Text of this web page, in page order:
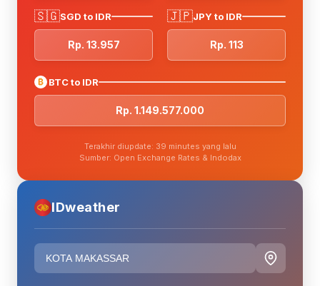
🇸🇬SGD to IDR
Rp. 13.957
🇯🇵JPY to IDR
Rp. 113
₿ BTC to IDR
Rp. 1.149.577.000
Terakhir diupdate: 39 minutes yang lalu
Sumber: Open Exchange Rates & Indodax
IDweather